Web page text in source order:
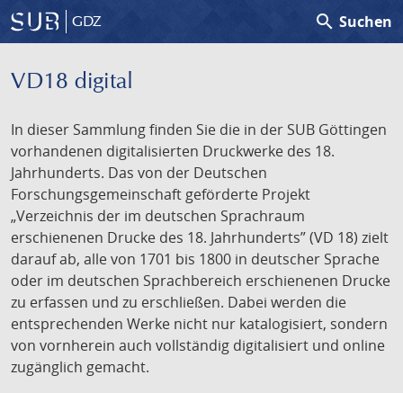
GDZ search Suchen
VD18 digital
In dieser Sammlung finden Sie die in der SUB Göttingen
vorhandenen digitalisierten Druckwerke des 18.
Jahrhunderts. Das von der Deutschen
Forschungsgemeinschaft geförderte Projekt
„Verzeichnis der im deutschen Sprachraum
erschienenen Drucke des 18. Jahrhunderts” (VD 18) zielt
darauf ab, alle von 1701 bis 1800 in deutscher Sprache
oder im deutschen Sprachbereich erschienenen Drucke
zu erfassen und zu erschließen. Dabei werden die
entsprechenden Werke nicht nur katalogisiert, sondern
von vornherein auch vollständig digitalisiert und online
zugänglich gemacht.